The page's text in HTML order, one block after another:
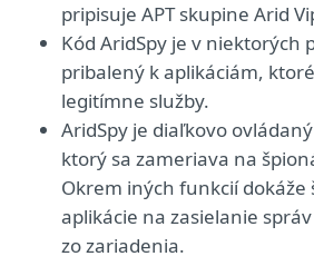
pripisuje APT skupine Arid
Kód AridSpy je v niektorých
pribalený k aplikáciám,
legitímne služby.
AridSpy je diaľkovo
ktorý sa zameriava na
Okrem iných funkcií dokáže
aplikácie na zasielanie
zo zariadenia.